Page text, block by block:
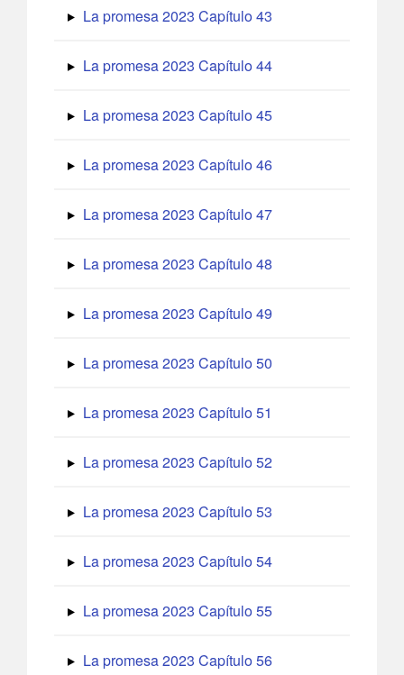
La promesa 2023 Capítulo 43
La promesa 2023 Capítulo 44
La promesa 2023 Capítulo 45
La promesa 2023 Capítulo 46
La promesa 2023 Capítulo 47
La promesa 2023 Capítulo 48
La promesa 2023 Capítulo 49
La promesa 2023 Capítulo 50
La promesa 2023 Capítulo 51
La promesa 2023 Capítulo 52
La promesa 2023 Capítulo 53
La promesa 2023 Capítulo 54
La promesa 2023 Capítulo 55
La promesa 2023 Capítulo 56